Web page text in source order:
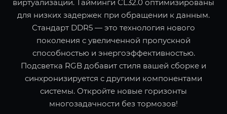
виртуализации. Тайминги CL32.0 оптимизированы
для низких задержек при обращении к данным.
Стандарт DDR5 — это технология нового
поколения с увеличенной пропускной
способностью и энергоэффективностью.
Подсветка RGB добавит стиля вашей сборке и
синхронизируется с другими компонентами
системы. Откройте новые горизонты
многозадачности без тормозов!